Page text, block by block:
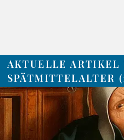
AKTUELLE
SPÄTMITTELALTER